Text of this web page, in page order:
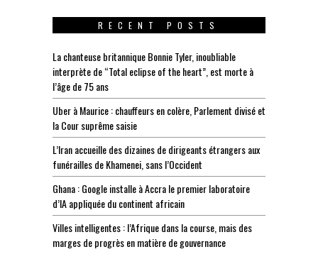
RECENT POSTS
La chanteuse britannique Bonnie Tyler, inoubliable
interprète de “Total eclipse of the heart”, est morte à
l’âge de 75 ans
Uber à Maurice : chauffeurs en colère, Parlement divisé et
la Cour suprême saisie
L’Iran accueille des dizaines de dirigeants étrangers aux
funérailles de Khamenei, sans l’Occident
Ghana : Google installe à Accra le premier laboratoire
d’IA appliquée du continent africain
Villes intelligentes : l’Afrique dans la course, mais des
marges de progrès en matière de gouvernance